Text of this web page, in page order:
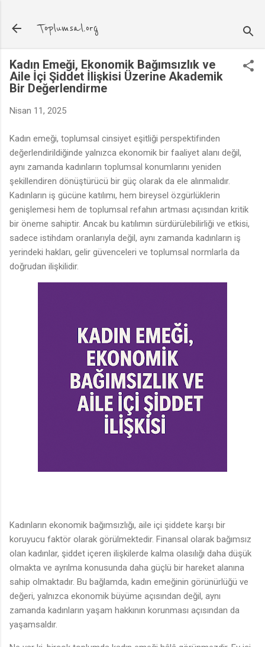
Toplumsal.org
Kadın Emeği, Ekonomik Bağımsızlık ve
Aile İçi Şiddet İlişkisi Üzerine Akademik
Bir Değerlendirme
Nisan 11, 2025
Kadın emeği, toplumsal cinsiyet eşitliği perspektifinden
değerlendirildiğinde yalnızca ekonomik bir faaliyet alanı değil,
aynı zamanda kadınların toplumsal konumlarını yeniden
şekillendiren dönüştürücü bir güç olarak da ele alınmalıdır.
Kadınların iş gücüne katılımı, hem bireysel özgürlüklerin
genişlemesi hem de toplumsal refahın artması açısından kritik
bir öneme sahiptir. Ancak bu katılımın sürdürülebilirliği ve etkisi,
sadece istihdam oranlarıyla değil, aynı zamanda kadınların iş
yerindeki hakları, gelir güvenceleri ve toplumsal normlarla da
doğrudan ilişkilidir.
Kadınların ekonomik bağımsızlığı, aile içi şiddete karşı bir
koruyucu faktör olarak görülmektedir. Finansal olarak bağımsız
olan kadınlar, şiddet içeren ilişkilerde kalma olasılığı daha düşük
olmakta ve ayrılma konusunda daha güçlü bir hareket alanına
sahip olmaktadır. Bu bağlamda, kadın emeğinin görünürlüğü ve
değeri, yalnızca ekonomik büyüme açısından değil, aynı
zamanda kadınların yaşam hakkının korunması açısından da
yaşamsaldır.